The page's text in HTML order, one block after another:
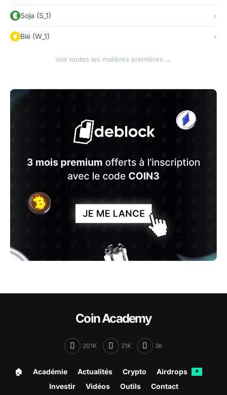
Soja (S_1)
Blé (W_1)
Voir toutes les matières premières →
Coin Academy
201K 21K 3K
🏠︎ Académie Actualités Crypto Airdrops ✦
Investir Vidéos Outils Contact